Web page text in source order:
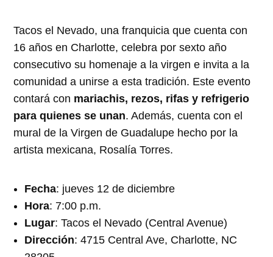
Tacos el Nevado, una franquicia que cuenta con
16 años en Charlotte, celebra por sexto año
consecutivo su homenaje a la virgen e invita a la
comunidad a unirse a esta tradición. Este evento
contará con mariachis, rezos, rifas y refrigerio
para quienes se unan. Además, cuenta con el
mural de la Virgen de Guadalupe hecho por la
artista mexicana, Rosalía Torres.
Fecha: jueves 12 de diciembre
Hora: 7:00 p.m.
Lugar: Tacos el Nevado (Central Avenue)
Dirección: 4715 Central Ave, Charlotte, NC